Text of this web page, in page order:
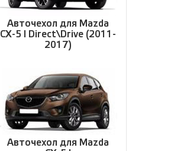
Авточехол для Mazda
CX-5 I Direct\Drive (2011-
2017)
Авточехол для Mazda